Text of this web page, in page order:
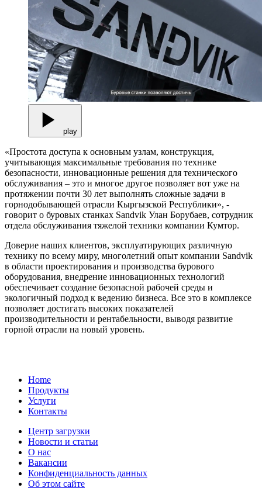
play
«Простота доступа к основным узлам, конструкция,
учитывающая максимальные требования по технике
безопасности, инновационные решения для технического
обслуживания – это и многое другое позволяет вот уже на
протяжении почти 30 лет выполнять сложные задачи в
горнодобывающей отрасли Кыргызской Республики», -
говорит о буровых станках Sandvik Улан Борубаев, сотрудник
отдела обслуживания тяжелой техники компании Кумтор.
Доверие наших клиентов, эксплуатирующих различную
технику по всему миру, многолетний опыт компании Sandvik
в области проектирования и производства бурового
оборудования, внедрение инновационных технологий
обеспечивает создание безопасной рабочей среды и
экологичный подход к ведению бизнеса. Все это в комплексе
позволяет достигать высоких показателей
производительности и рентабельности, выводя развитие
горной отрасли на новый уровень.
Home
Продукты
Услуги
Контакты
Центр загрузки
Новости и статьи
О нас
Вакансии
Конфиденциальность данных
Об этом сайте